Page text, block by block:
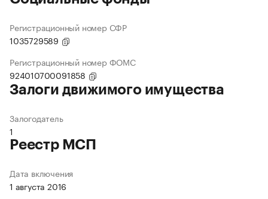
Регистрационный номер СФР
1035729589
Регистрационный номер ФОМС
924010700091858
Залоги движимого имущества
Залогодатель
1
Реестр МСП
Дата включения
1 августа 2016